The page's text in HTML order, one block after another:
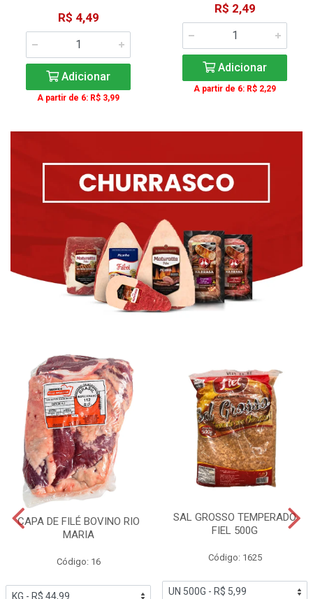
R$ 4,49
Adicionar
A partir de 6: R$ 3,99
R$ 2,49
Adicionar
A partir de 6: R$ 2,29
CAPA DE FILÉ BOVINO RIO
MARIA
Código: 16
SAL GROSSO TEMPERADO
FIEL 500G
Código: 1625